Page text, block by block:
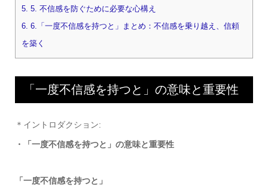
5. 5. 不信感を防ぐために必要な心構え
6. 6.「一度不信感を持つと」まとめ：不信感を乗り越え、信頼
を築く
「一度不信感を持つと」の意味と重要性
＊イントロダクション:
・ 「一度不信感を持つと」の意味と重要性
「一度不信感を持つと」